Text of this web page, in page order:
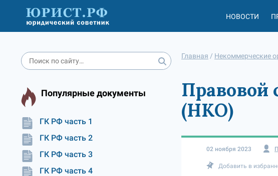
НОВОСТИ
Популярные документы
ГК РФ часть 1
ГК РФ часть 2
ГК РФ часть 3
ГК РФ часть 4
Главная / Некоммерческие
Правовой
(НКО)
02 ноября 2023
Добавить в